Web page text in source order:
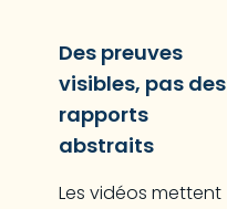
Des preuves
visibles, pas des
rapports
abstraits
Les vidéos mettent